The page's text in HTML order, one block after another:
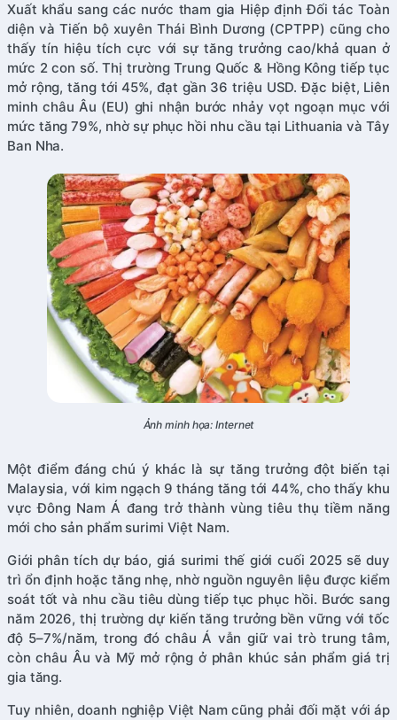
Xuất khẩu sang các nước tham gia Hiệp định Đối tác Toàn
diện và Tiến bộ xuyên Thái Bình Dương (CPTPP) cũng cho
thấy tín hiệu tích cực với sự tăng trưởng cao/khả quan ở
mức 2 con số. Thị trường Trung Quốc & Hồng Kông tiếp tục
mở rộng, tăng tới 45%, đạt gần 36 triệu USD. Đặc biệt, Liên
minh châu Âu (EU) ghi nhận bước nhảy vọt ngoạn mục với
mức tăng 79%, nhờ sự phục hồi nhu cầu tại Lithuania và Tây
Ban Nha.
Ảnh minh họa: Internet
Một điểm đáng chú ý khác là sự tăng trưởng đột biến tại
Malaysia, với kim ngạch 9 tháng tăng tới 44%, cho thấy khu
vực Đông Nam Á đang trở thành vùng tiêu thụ tiềm năng
mới cho sản phẩm surimi Việt Nam.
Giới phân tích dự báo, giá surimi thế giới cuối 2025 sẽ duy
trì ổn định hoặc tăng nhẹ, nhờ nguồn nguyên liệu được kiểm
soát tốt và nhu cầu tiêu dùng tiếp tục phục hồi. Bước sang
năm 2026, thị trường dự kiến tăng trưởng bền vững với tốc
độ 5–7%/năm, trong đó châu Á vẫn giữ vai trò trung tâm,
còn châu Âu và Mỹ mở rộng ở phân khúc sản phẩm giá trị
gia tăng.
Tuy nhiên, doanh nghiệp Việt Nam cũng phải đối mặt với áp